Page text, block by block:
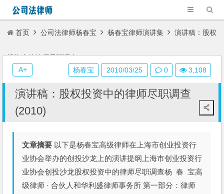
首页 公司法律师杨春宝 杨春宝律师演讲集 演讲稿：股权
投资中的律师尽职调查(2010)
演讲稿：股权投资中的律师尽职调查
(2010)
文章摘要 以下是杨春宝高级律师在上海市创业投资行
业协会举办的创投沙龙上的演讲提纲上海市创业投资行
业协会创投沙龙股权投资中的律师尽职调查杨 春 宝高
级律师 · 合伙人和华利盛律师事务所 第一部分：律师
杨春宝 2010/03/25 0 3,108
A+